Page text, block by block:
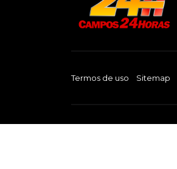
Termos de uso Sitemap